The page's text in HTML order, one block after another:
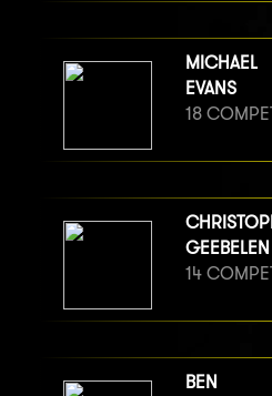
MICHAEL
EVANS
18
GEEBELEN
14
BEN